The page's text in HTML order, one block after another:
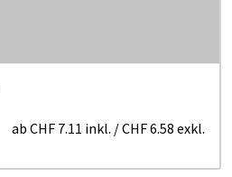
ab CHF 7.11 inkl. /CHF 6.58 exkl.